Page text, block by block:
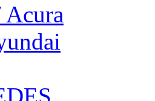
Acura